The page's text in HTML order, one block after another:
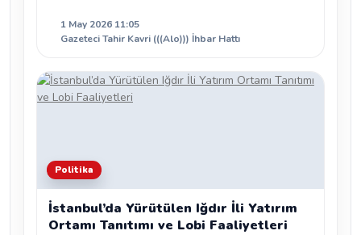
1 May 2026 11:05
Gazeteci Tahir Kavri (((Alo))) İhbar Hattı
Politika
İstanbul’da Yürütülen Iğdır İli Yatırım
Ortamı Tanıtımı ve Lobi Faaliyetleri